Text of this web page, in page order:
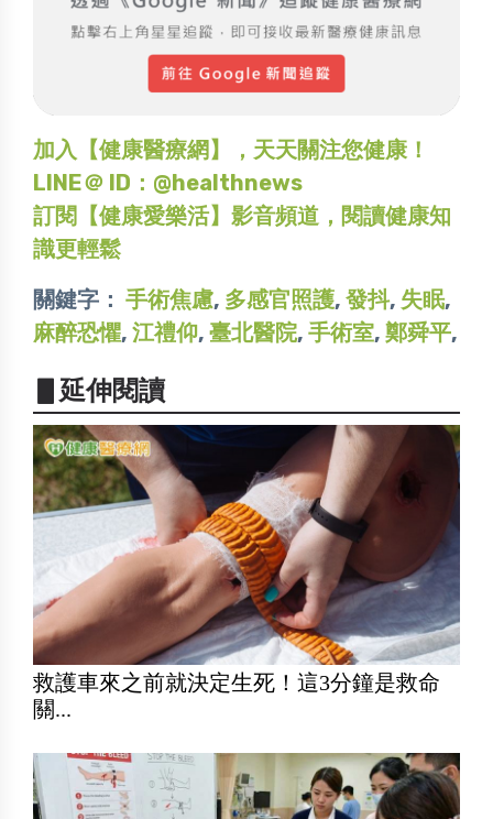
加入【健康醫療網】，天天關注您健康！
LINE＠ ID：@healthnews
訂閱【健康愛樂活】影音頻道，閱讀健康知
識更輕鬆
關鍵字： 手術焦慮, 多感官照護, 發抖, 失眠,
麻醉恐懼, 江禮仰, 臺北醫院, 手術室, 鄭舜平,
▋延伸閱讀
救護車來之前就決定生死！這3分鐘是救命
關...